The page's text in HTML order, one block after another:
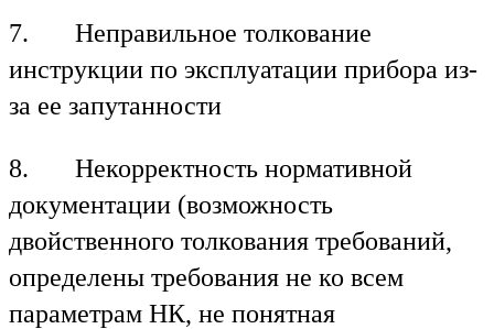
7. Неправильное толкование
инструкции по эксплуатации прибора из-
за ее запутанности
8. Некорректность нормативной
документации (возможность
двойственного толкования требований,
определены требования не ко всем
параметрам НК, не понятная